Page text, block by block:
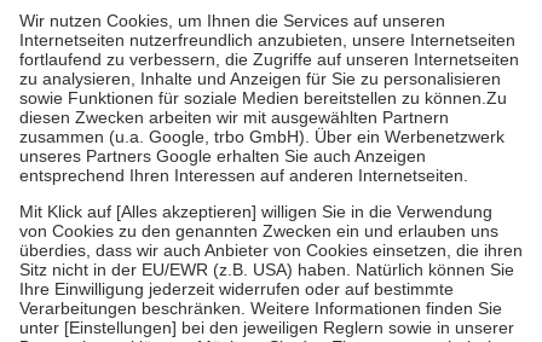
höchstens zehn Euro.
Es sind jedoch nie mehr als die tatsächlichen
Kosten der Leistung zu entrichten.
Diese Regeln gelten grundsätzlich auch für Online-Apotheken.
Bei Heilmitteln und häuslicher Krankenpflege beträgt die
Zuzahlung zehn Prozent der Kosten sowie zehn Euro je
Verordnung.
Um das Engagement der Versicherten für ihre eigene Gesundheit zu
stärken und die besondere Stellung der Familie zu unterstützen,
fallenkeine Zuzahlungenan bei:
• Kindern und Jugendlichen bis zum vollendeten 18. Lebensjahr
mit Ausnahme der Fahrkosten
• Untersuchungen zur Vorsorge und Früherkennung, die von der
GKV getragen werden